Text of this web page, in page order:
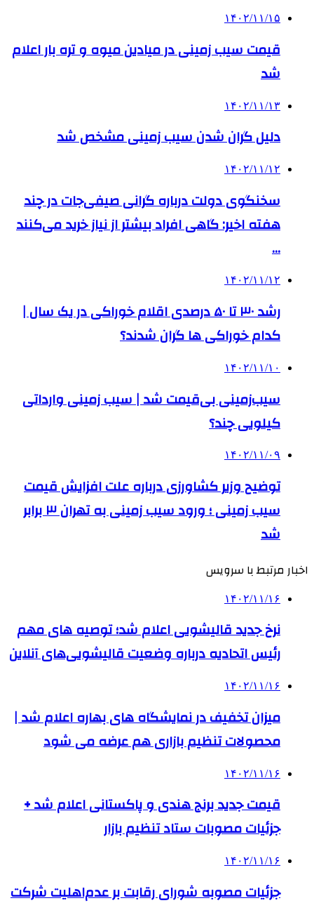
۱۴۰۲/۱۱/۱۵
قیمت سیب زمینی در میادین میوه و تره بار اعلام
شد
۱۴۰۲/۱۱/۱۳
دلیل گران شدن سیب زمینی مشخص شد
۱۴۰۲/۱۱/۱۲
سخنگوی دولت درباره گرانی صیفی‌جات در چند
هفته اخیر:‌ گاهی افراد بیشتر از نیاز خرید می‌کنند
…
۱۴۰۲/۱۱/۱۲
رشد ۳۰ تا ۵۰ درصدی اقلام خوراکی در یک سال |
کدام خوراکی‌ ها گران شدند؟
۱۴۰۲/۱۱/۱۰
سیب‌زمینی بی‌قیمت شد | سیب زمینی وارداتی
کیلویی چند؟
۱۴۰۲/۱۱/۰۹
توضیح وزیر کشاورزی درباره علت افزایش قیمت
سیب زمینی ؛ ورود سیب زمینی به تهران ۳ برابر
شد
اخبار مرتبط با سرویس
۱۴۰۲/۱۱/۱۶
نرخ جدید قالیشویی اعلام شد؛ توصیه های مهم
رئیس اتحادیه درباره وضعیت قالیشویی‌های آنلاین
۱۴۰۲/۱۱/۱۶
میزان تخفیف در نمایشگاه‌ های بهاره اعلام شد |
محصولات تنظیم بازاری هم عرضه می شود
۱۴۰۲/۱۱/۱۶
قیمت جدید برنج هندی و پاکستانی اعلام شد +
جزئیات مصوبات ستاد تنظیم بازار
۱۴۰۲/۱۱/۱۶
جزئیات مصوبه شورای رقابت بر عدم‌اهلیت شرکت